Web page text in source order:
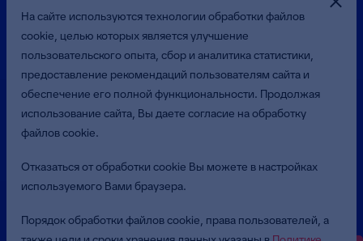
Презентация о Компании
«Бюджетные и Финансовые Технологии»
(ООО «БФТ»). Все права защищены.
Пользовательское соглашение
На сайте используются технологии обработки файлов
cookie, целью которых является улучшение
пользовательского опыта, сбор и аналитика статистики,
предоставление рекомендаций пользователям сайта и
обеспечение его полной функциональности. Продолжая
использование сайта, Вы даете согласие на обработку
файлов cookie.
Отказаться от обработки cookie Вы можете в настройках
используемого Вами браузера.
Порядок обработки файлов cookie, права пользователей, а